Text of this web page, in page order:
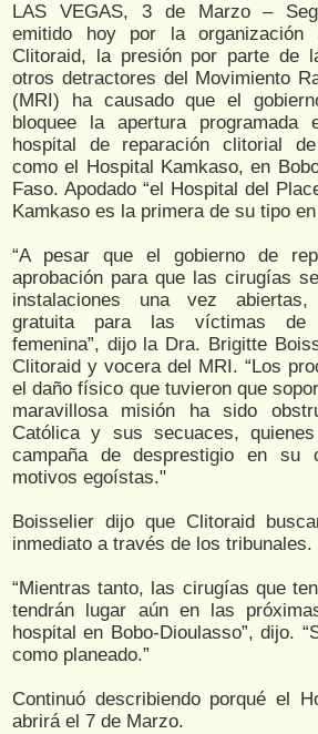
LAS VEGAS, 3 de Marzo –
emitido hoy por la
Clitoraid, la presión por parte de
otros detractores del Movimiento
(MRI) ha causado que el
bloquee la apertura
hospital de reparación clitorial
como el Hospital Kamkaso, en
Faso. Apodado “el Hospital del
Kamkaso es la primera de su tipo
“A pesar que el gobierno de
aprobación para que las cirugías
instalaciones una vez abiertas,
gratuita para las víctimas de
femenina”, dijo la Dra. Brigitte
Clitoraid y vocera del MRI. “Los
el daño físico que tuvieron que
maravillosa misión ha sido
Católica y sus secuaces,
campaña de desprestigio en su
motivos egoístas."
Boisselier dijo que Clitoraid
inmediato a través de los tribunales.
“Mientras tanto, las cirugías que
tendrán lugar aún en las
hospital en Bobo-Dioulasso”, dijo.
como planeado.”
Continuó describiendo porqué el
abrirá el 7 de Marzo.